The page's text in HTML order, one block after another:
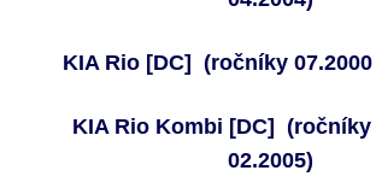
KIA Rio [DC] (ročníky 07.2000
KIA Rio Kombi [DC] (ročníky
02.2005)